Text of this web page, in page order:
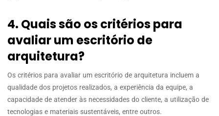
4. Quais são os critérios para
avaliar um escritório de
arquitetura?
Os critérios para avaliar um escritório de arquitetura incluem a
qualidade dos projetos realizados, a experiência da equipe, a
capacidade de atender às necessidades do cliente, a utilização de
tecnologias e materiais sustentáveis, entre outros.